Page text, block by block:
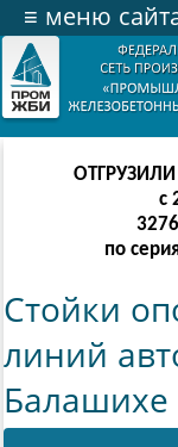
≡ меню
с
по
Стойки
линий
Балашихе